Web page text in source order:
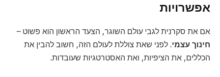
אפשרויות
אם את סקרנית לגבי עולם השוגר, הצעד הראשון הוא פשוט –
חינוך עצמי. לפני שאת צוללת לעולם הזה, חשוב להבין את
הכללים, את הציפיות, ואת האסטרטגיות שעובדות.